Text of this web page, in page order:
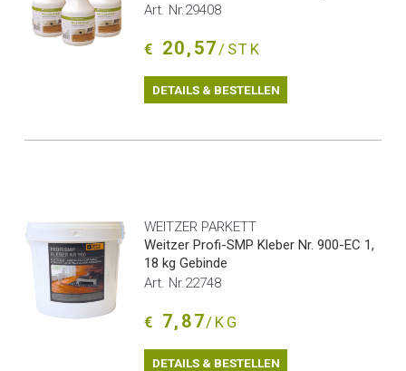
Art. Nr.29408
€ 20,57/STK
DETAILS & BESTELLEN
WEITZER PARKETT
Weitzer Profi-SMP Kleber Nr. 900-EC 1,
18 kg Gebinde
Art. Nr.22748
€ 7,87/KG
DETAILS & BESTELLEN